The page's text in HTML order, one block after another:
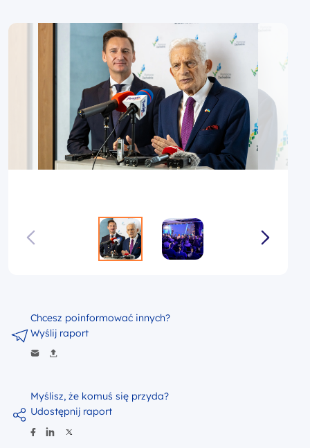
Myślisz, że komuś się przyda?
Udostępnij raport
Chcesz poinformować innych?
Wyślij raport